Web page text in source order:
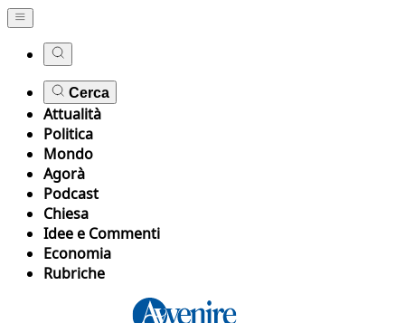
Cerca
Attualità
Politica
Mondo
Agorà
Podcast
Chiesa
Idee e Commenti
Economia
Rubriche